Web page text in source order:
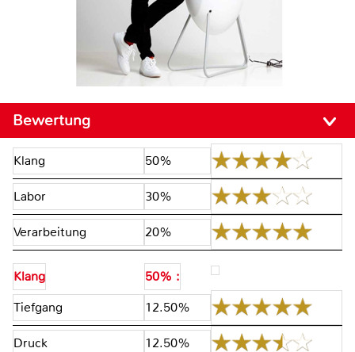
Bewertung
Klang 50%
Labor 30%
Verarbeitung 20%
Klang
50% :
Tiefgang
12.50%
Druck 12.50%